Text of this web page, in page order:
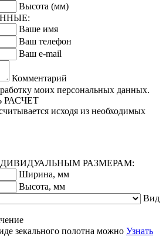
Высота (мм)
Ваше имя
Ваш телефон
Ваш e-mail
Комментарий
моих персональных данных.
РАСЧЕТ
исходя из необходимых
РАЗМЕРАМ:
Ширина, мм
Высота, мм
Вид
зекального полотна можно Узнать